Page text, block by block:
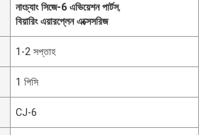
নাংচ্যাং সিজে-6 এভিয়েশন পার্টস,
বিয়ারিং এয়ারপ্লেন এক্সেসরিজ
1-2 সপ্তাহ
1 পিসি
CJ-6